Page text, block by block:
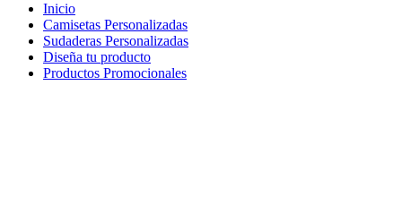
Inicio
Camisetas Personalizadas
Sudaderas Personalizadas
Diseña tu producto
Productos Promocionales